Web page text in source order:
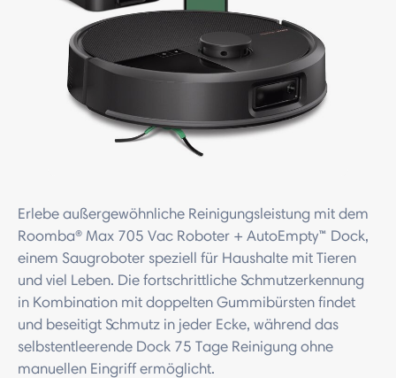
Erlebe außergewöhnliche Reinigungsleistung mit dem
Roomba® Max 705 Vac Roboter + AutoEmpty™ Dock,
einem Saugroboter speziell für Haushalte mit Tieren
und viel Leben. Die fortschrittliche Schmutzerkennung
in Kombination mit doppelten Gummibürsten findet
und beseitigt Schmutz in jeder Ecke, während das
selbstentleerende Dock 75 Tage Reinigung ohne
manuellen Eingriff ermöglicht.